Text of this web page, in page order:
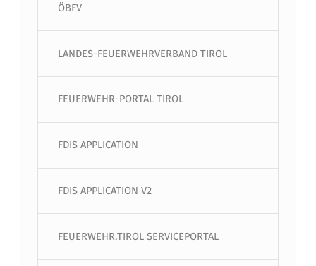
ÖBFV
LANDES-FEUERWEHRVERBAND TIROL
FEUERWEHR-PORTAL TIROL
FDIS APPLICATION
FDIS APPLICATION V2
FEUERWEHR.TIROL SERVICEPORTAL